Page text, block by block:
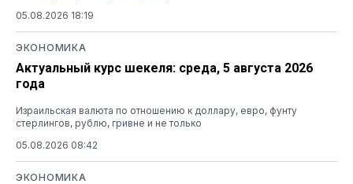
05.08.2026 18:19
ЭКОНОМИКА
Актуальный курс шекеля: среда, 5 августа 2026
года
Израильская валюта по отношению к доллару, евро, фунту
стерлингов, рублю, гривне и не только
05.08.2026 08:42
ЭКОНОМИКА